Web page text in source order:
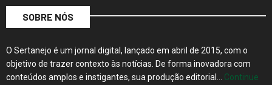
SOBRE NÓS
O Sertanejo é um jornal digital, lançado em abril de 2015, com o
objetivo de trazer contexto às notícias. De forma inovadora com
conteúdos amplos e instigantes, sua produção editorial… Continue